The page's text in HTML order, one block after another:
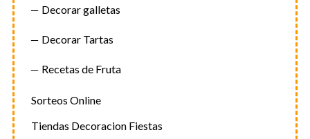
Decorar galletas
Decorar Tartas
Recetas de Fruta
Sorteos Online
Tiendas Decoracion Fiestas